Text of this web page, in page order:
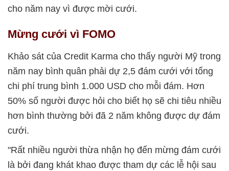
cho năm nay vì được mời cưới.
Mừng cưới vì FOMO
Khảo sát của Credit Karma cho thấy người Mỹ trong
năm nay bình quân phải dự 2,5 đám cưới với tổng
chi phí trung bình 1.000 USD cho mỗi đám. Hơn
50% số người được hỏi cho biết họ sẽ chi tiêu nhiều
hơn bình thường bởi đã 2 năm không được dự đám
cưới.
"Rất nhiều người thừa nhận họ đến mừng đám cưới
là bởi đang khát khao được tham dự các lễ hội sau